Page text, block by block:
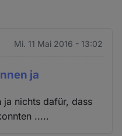
Mi. 11 Mai 2016 - 13:02
ja
ja nichts dafür, dass
.....